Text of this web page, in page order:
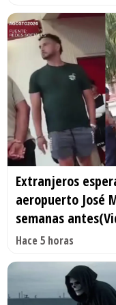
Extranjeros
aeropuerto José
semanas
Hace 5 horas